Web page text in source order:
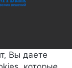
Вы даете